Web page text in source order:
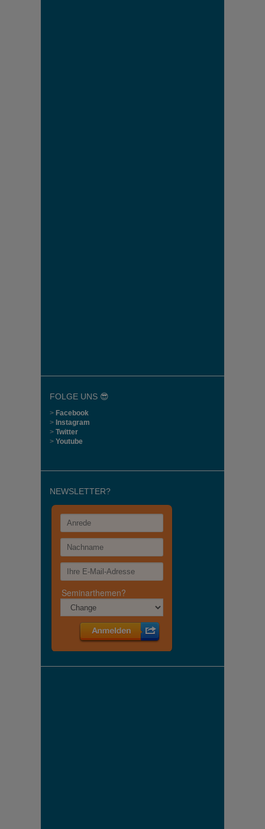
FOLGE UNS 😎
> Facebook
> Instagram
> Twitter
> Youtube
NEWSLETTER?